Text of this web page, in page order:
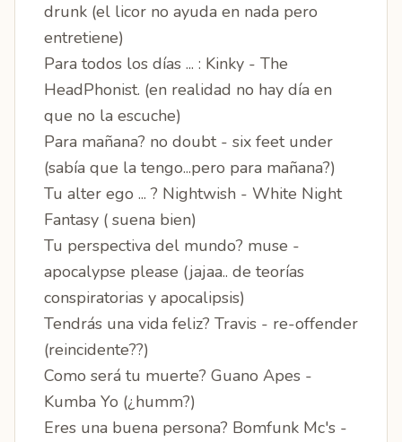
drunk (el licor no ayuda en nada pero
entretiene)
Para todos los días ... : Kinky - The
HeadPhonist. (en realidad no hay día en
que no la escuche)
Para mañana? no doubt - six feet under
(sabía que la tengo...pero para mañana?)
Tu alter ego ... ? Nightwish - White Night
Fantasy ( suena bien)
Tu perspectiva del mundo? muse -
apocalypse please (jajaa.. de teorías
conspiratorias y apocalipsis)
Tendrás una vida feliz? Travis - re-offender
(reincidente??)
Como será tu muerte? Guano Apes -
Kumba Yo (¿humm?)
Eres una buena persona? Bomfunk Mc's -